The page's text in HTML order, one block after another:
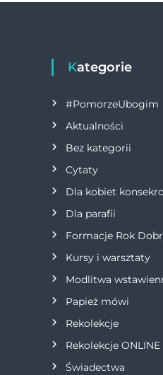
Kategorie
#PomorzeUbogim
Aktualności
Bez kategorii
Cytaty
Dla kobiet
Dla parafii
Formacje Rok
Kursy i warsztaty
Modlitwa
Papież mówi
Rekolekcje
Rekolekcje ONLINE
Świadectwa